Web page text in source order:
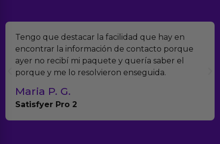
Tengo que destacar la facilidad que hay en
encontrar la información de contacto porque
ayer no recibí mi paquete y quería saber el
porque y me lo resolvieron enseguida.
Maria P. G.
Satisfyer Pro 2